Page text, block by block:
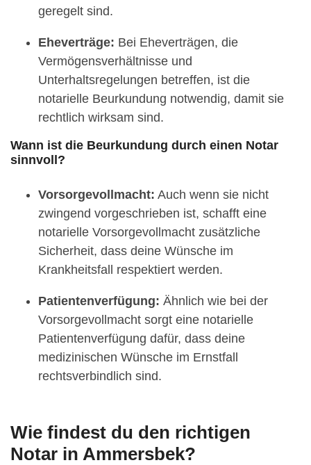
geregelt sind.
Eheverträge: Bei Eheverträgen, die
Vermögensverhältnisse und
Unterhaltsregelungen betreffen, ist die
notarielle Beurkundung notwendig, damit sie
rechtlich wirksam sind.
Wann ist die Beurkundung durch einen Notar
sinnvoll?
Vorsorgevollmacht: Auch wenn sie nicht
zwingend vorgeschrieben ist, schafft eine
notarielle Vorsorgevollmacht zusätzliche
Sicherheit, dass deine Wünsche im
Krankheitsfall respektiert werden.
Patientenverfügung: Ähnlich wie bei der
Vorsorgevollmacht sorgt eine notarielle
Patientenverfügung dafür, dass deine
medizinischen Wünsche im Ernstfall
rechtsverbindlich sind.
Wie findest du den richtigen
Notar in Ammersbek?